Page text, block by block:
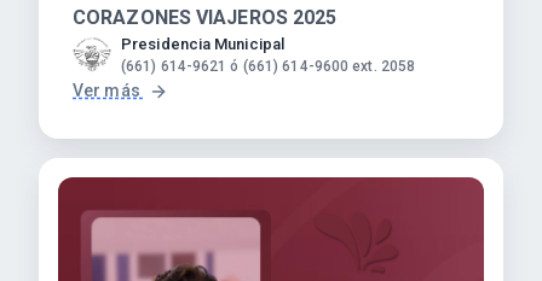
CORAZONES VIAJEROS 2025
Presidencia Municipal
(661) 614-9621 ó (661) 614-9600 ext. 2058
Ver más